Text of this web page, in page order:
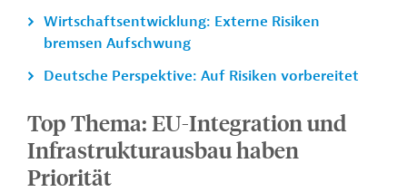
Wirtschaftsentwicklung: Externe Risiken
bremsen Aufschwung
Deutsche Perspektive: Auf Risiken vorbereitet
Top Thema: EU-Integration und
Infrastrukturausbau haben
Priorität